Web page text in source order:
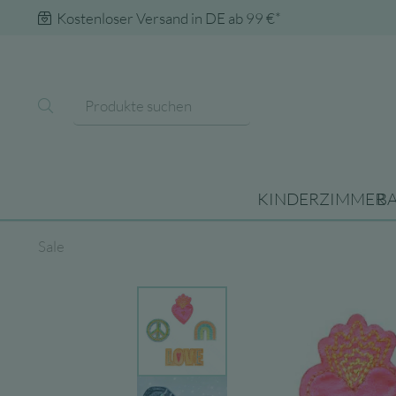
Kostenloser Versand in DE ab 99 €*
KINDERZIMMER
Sale